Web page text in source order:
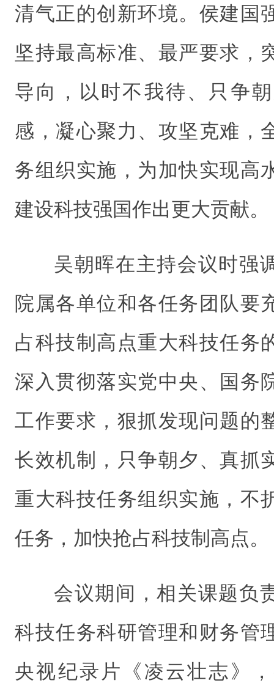
清气正的创新环境。侯建国
坚持最高标准、最严要求，
导向，以时不我待、只争
感，凝心聚力、攻坚克难，
务组织实施，为加快实现高
建设科技强国作出更大贡献。
吴朝晖在主持会议时强
院属各单位和各任务团队要
占科技制高点重大科技任务
深入贯彻落实党中央、国务
工作要求，狠抓发现问题的
长效机制，只争朝夕、真抓
重大科技任务组织实施，不
任务，加快抢占科技制高点。
会议期间，相关课题负
科技任务科研管理和财务管
央视纪录片《凌云壮志》